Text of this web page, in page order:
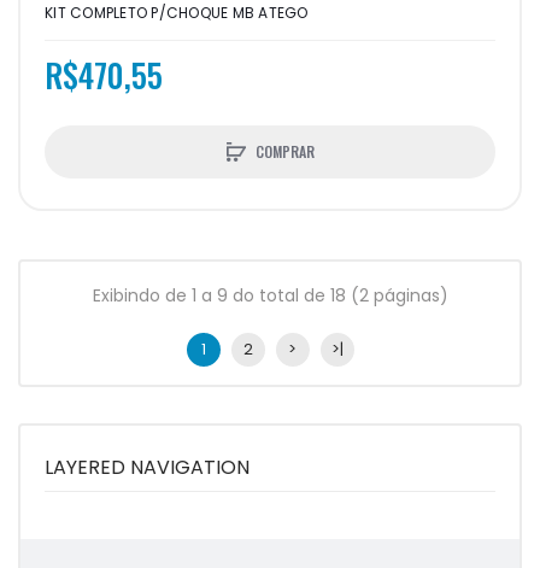
LAYERED NAVIGATION
KIT COMPLETO P/CHOQUE MB ATEGO
R$470,55
COMPRAR
Exibindo de 1 a 9 do total de 18 (2 páginas)
1 2 > >|